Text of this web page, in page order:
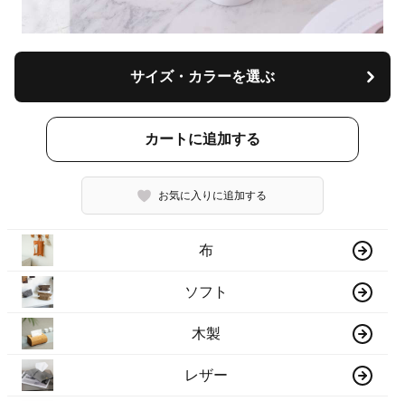
サイズ・カラーを選ぶ
カートに追加する
お気に入りに追加する
布
ソフト
木製
レザー